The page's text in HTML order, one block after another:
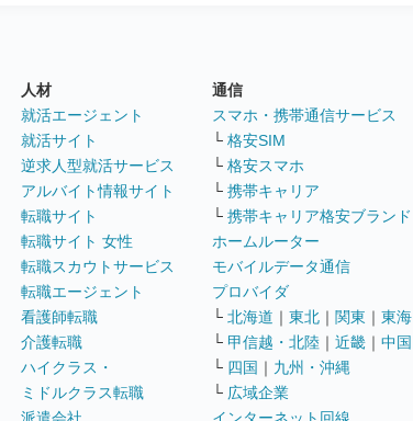
人材
就活エージェント
就活サイト
逆求人型就活サービス
アルバイト情報サイト
転職サイト
転職サイト 女性
転職スカウトサービス
転職エージェント
看護師転職
介護転職
ハイクラス・
ミドルクラス転職
通信
スマホ・携帯通信サービス
└ 格安SIM
└ 格安スマホ
└ 携帯キャリア
└ 携帯キャリア格安ブランド
ホームルーター
モバイルデータ通信
プロバイダ
└ 北海道 ｜ 東北 ｜ 関東 ｜ 東海
└ 甲信越・北陸 ｜ 近畿 ｜ 中国
└ 四国 ｜ 九州・沖縄
└ 広域企業